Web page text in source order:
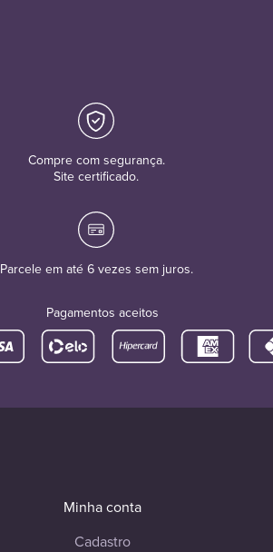
Compre com segurança.
Site certificado.
Parcele em até 6 vezes sem juros.
Pagamentos aceitos
Minha conta
Cadastro